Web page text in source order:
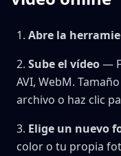
Abre la
Sube el vídeo—
AVI, WebM.
archivo o haz clic
Elige un nuevo
color o tu propia